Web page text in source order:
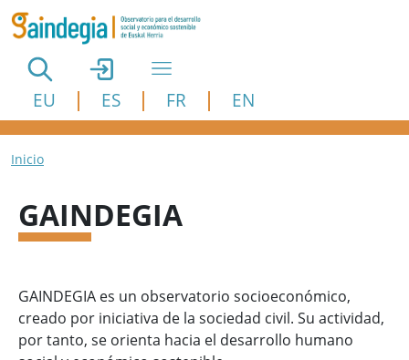
Pasar al contenido principal
EU ES FR EN
Ruta de navegación
Inicio
GAINDEGIA
GAINDEGIA es un observatorio socioeconómico,
creado por iniciativa de la sociedad civil. Su actividad,
por tanto, se orienta hacia el desarrollo humano